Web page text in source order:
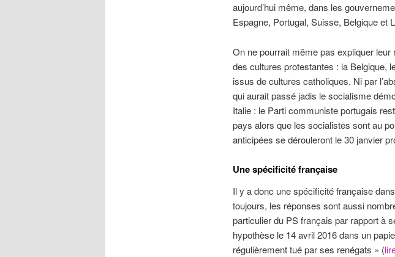
aujourd’hui même, dans les
Espagne, Portugal, Suisse, Belgique et
On ne pourrait même pas expliquer leur
des cultures protestantes : la Belgique,
issus de cultures catholiques. Ni par
qui aurait passé jadis le socialisme
Italie : le Parti communiste portugais
pays alors que les socialistes sont au
anticipées se dérouleront le 30 janvier
Une spécificité française
Il y a donc une spécificité française
toujours, les réponses sont aussi
particulier du PS français par rapport à
hypothèse le 14 avril 2016 dans un
régulièrement tué par ses renégats » (